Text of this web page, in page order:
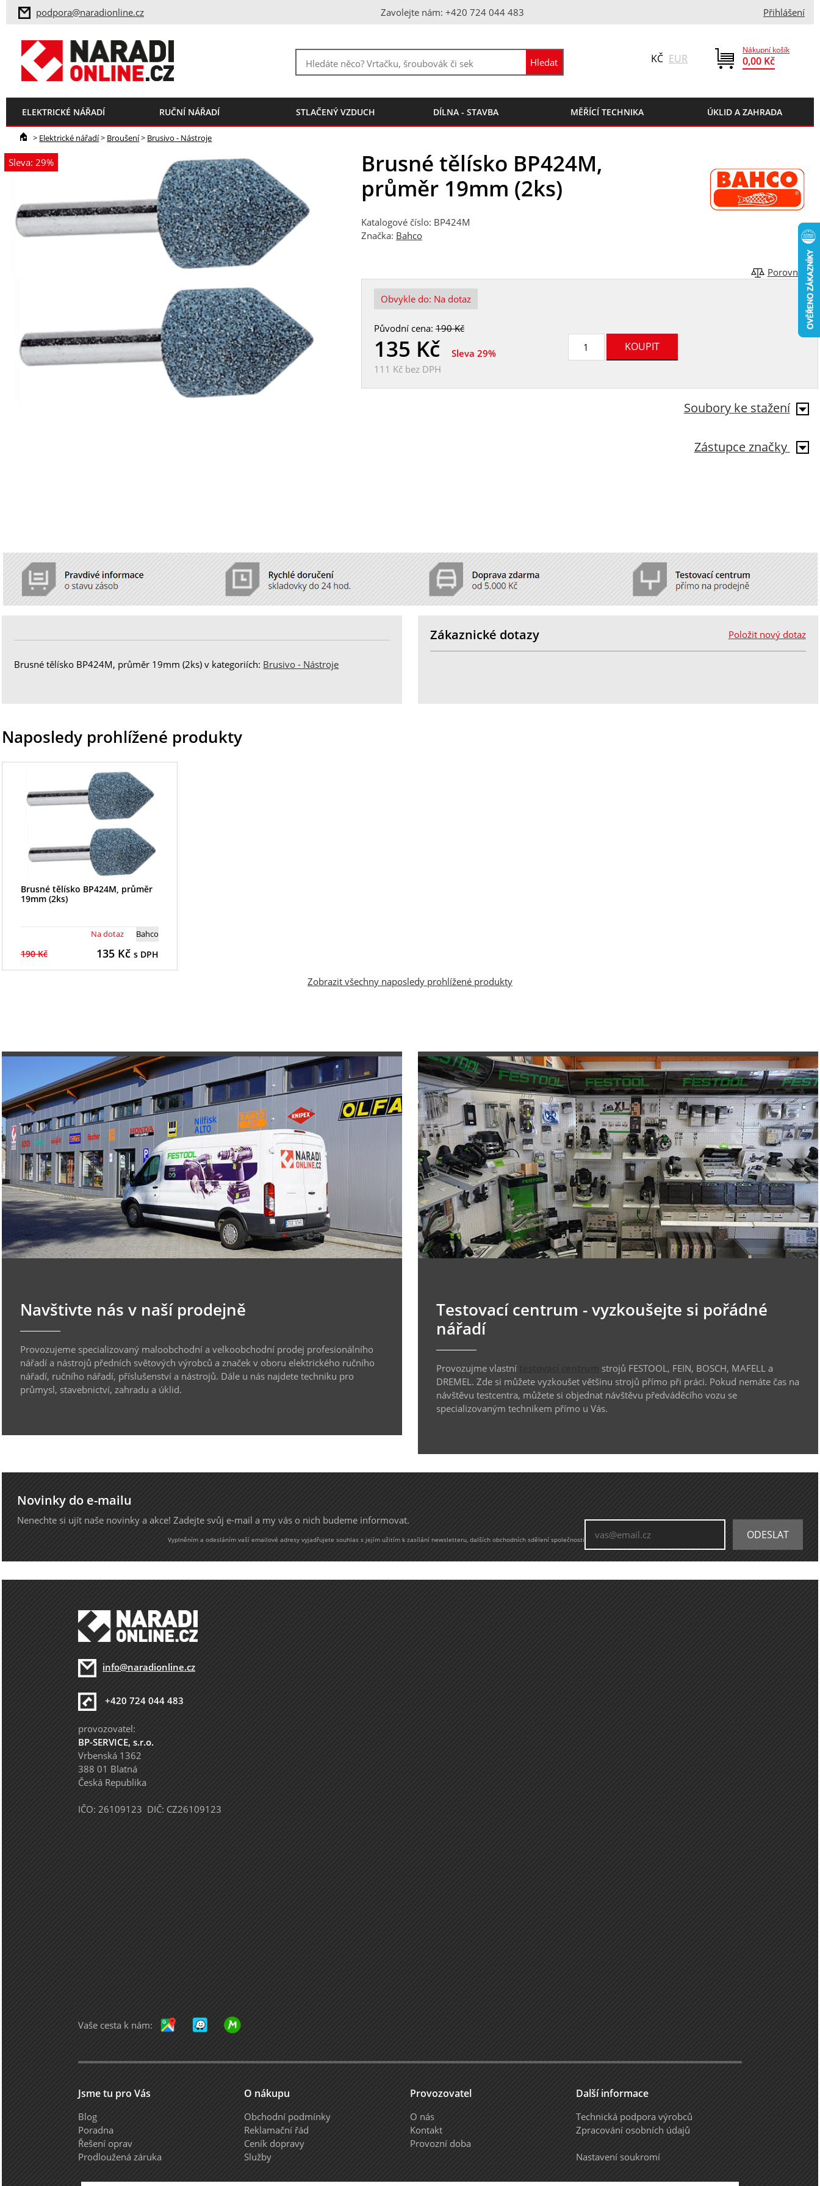
podpora@naradionline.cz Zavolejte nám: +420 724 044 483 Přihlášení
Nákupní košík
0,00 Kč
KČ EUR
ELEKTRICKÉ NÁŘADÍ RUČNÍ NÁŘADÍ STLAČENÝ VZDUCH DÍLNA - STAVBA MĚŘÍCÍ TECHNIKA ÚKLID A ZAHRADA
> Elektrické nářadí> Broušení> Brusivo - Nástroje
Sleva: 29%
Brusné tělísko BP424M,
průměr 19mm (2ks)
Katalogové číslo: BP424M
Značka: Bahco
Porovnat
Obvykle do: Na dotaz
Původní cena:190 Kč
135 Kč
Sleva 29%
111 Kčbez DPH
Soubory ke stažení
Zástupce značky
Brusné tělísko BP424M, průměr 19mm (2ks) v kategoriích: Brusivo - Nástroje
Položit nový dotaz
Zákaznické dotazy
Naposledy prohlížené produkty
Brusné tělísko BP424M, průměr
19mm (2ks)
Bahco
Na dotaz
190 Kč 135Kč s DPH
Zobrazit všechny naposledy prohlížené produkty
Navštivte nás v naší prodejně
Provozujeme specializovaný maloobchodní a velkoobchodní prodej profesionálního
nářadí a nástrojů předních světových výrobců a značek v oboru elektrického ručního
nářadí, ručního nářadí, příslušenství a nástrojů. Dále u nás najdete techniku pro
průmysl, stavebnictví, zahradu a úklid.
Testovací centrum - vyzkoušejte si pořádné
nářadí
Provozujme vlastní
strojů FESTOOL, FEIN, BOSCH, MAFELL a
DREMEL. Zde si můžete vyzkoušet většinu strojů přímo při práci. Pokud nemáte čas na
návštěvu testcentra, můžete si objednat návštěvu předváděcího vozu se
specializovaným technikem přímo u Vás.
Novinky do e-mailu
Nenechte si ujít naše novinky a akce! Zadejte svůj e-mail a my vás o nich budeme informovat.
Vyplněním a odesláním vaší emailové adresy vyjadřujete souhlas s jejím užitím k zasílání newsletteru, dalších obchodních sdělení společnosti
info@naradionline.cz
+420 724 044 483
provozovatel:
BP-SERVICE, s.r.o.
Vrbenská 1362
388 01 Blatná
Česká Republika
IČO: 26109123 DIČ: CZ26109123
Vaše cesta k nám:
Jsme tu pro Vás
Blog
Poradna
Řešení oprav
Prodloužená záruka
O nákupu
Obchodní podmínky
Reklamační řád
Ceník dopravy
Služby
Provozovatel
O nás
Kontakt
Provozní doba
Další informace
Technická podpora výrobců
Zpracování osobních údajů
Nastavení soukromí